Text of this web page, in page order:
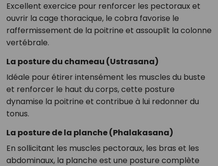
Excellent exercice pour renforcer les pectoraux et
ouvrir la cage thoracique, le cobra favorise le
raffermissement de la poitrine et assouplit la colonne
vertébrale.
La posture du chameau (Ustrasana)
Idéale pour étirer intensément les muscles du buste
et renforcer le haut du corps, cette posture
dynamise la poitrine et contribue à lui redonner du
tonus.
La posture de la planche (Phalakasana)
En sollicitant les muscles pectoraux, les bras et les
abdominaux, la planche est une posture complète